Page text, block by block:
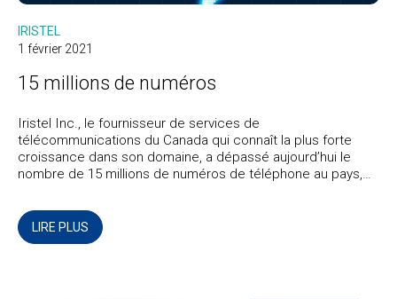
IRISTEL
1 février 2021
15 millions de numéros
Iristel Inc., le fournisseur de services de
télécommunications du Canada qui connaît la plus forte
croissance dans son domaine, a dépassé aujourd’hui le
nombre de 15 millions de numéros de téléphone au pays,
véritable concurrence aux oligopoles des
télécommunications.
LIRE PLUS